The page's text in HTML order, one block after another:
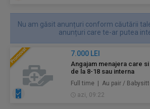
Nu am găsit anunțuri conform căutării
anunțuri care te-ar putea
7.000 LEI
Angajam menajera care
de la 8-18 sau interna
Full time | Au pair /
azi, 09:22